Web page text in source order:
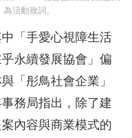
活動致詞。
「手愛心視障生活
永續發展協會」偏
「彤鳥社會企業」
務局指出，除了建
內容與商業模式的